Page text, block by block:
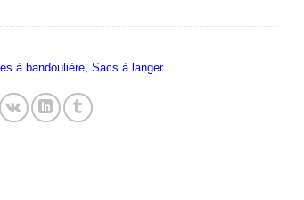
à bandoulière, Sacs à langer